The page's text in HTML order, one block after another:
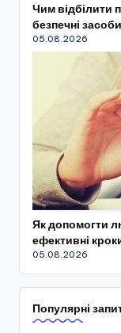
Чим відбілити
безпечні засоби
05.08.2026
Як допомогти
ефективні
05.08.2026
Популярні